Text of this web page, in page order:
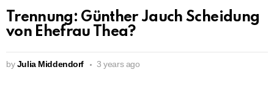
Trennung: Günther Jauch Scheidung
von Ehefrau Thea?
by Julia Middendorf 3 years ago